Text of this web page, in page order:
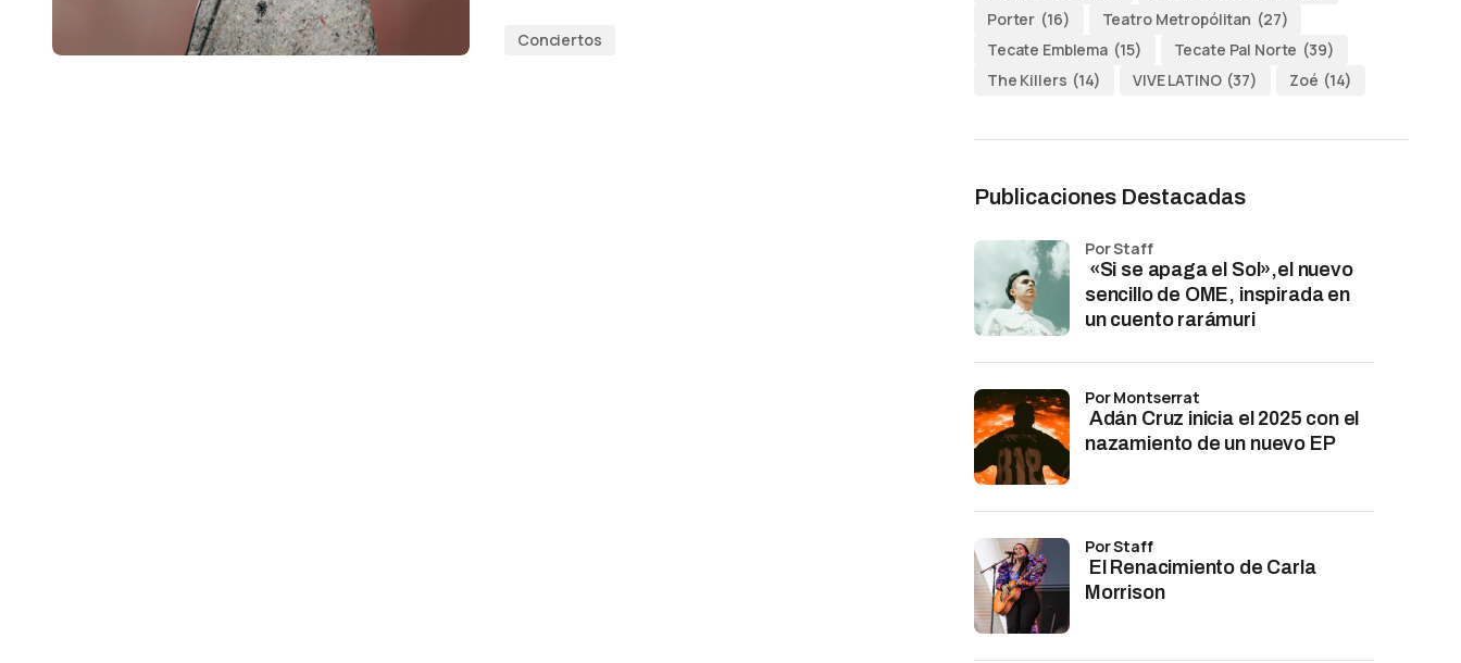
Conciertos
Porter (16) Teatro Metropólitan (27)
Tecate Emblema (15) Tecate Pal Norte (39)
The Killers (14) VIVE LATINO (37) Zoé (14)
Publicaciones Destacadas
«Si se apaga el Sol»,el nuevo
sencillo de OME, inspirada en
un cuento rarámuri
por Staff
Adán Cruz inicia el 2025 con el
nazamiento de un nuevo EP
por Montserrat
El Renacimiento de Carla
Morrison
por Staff